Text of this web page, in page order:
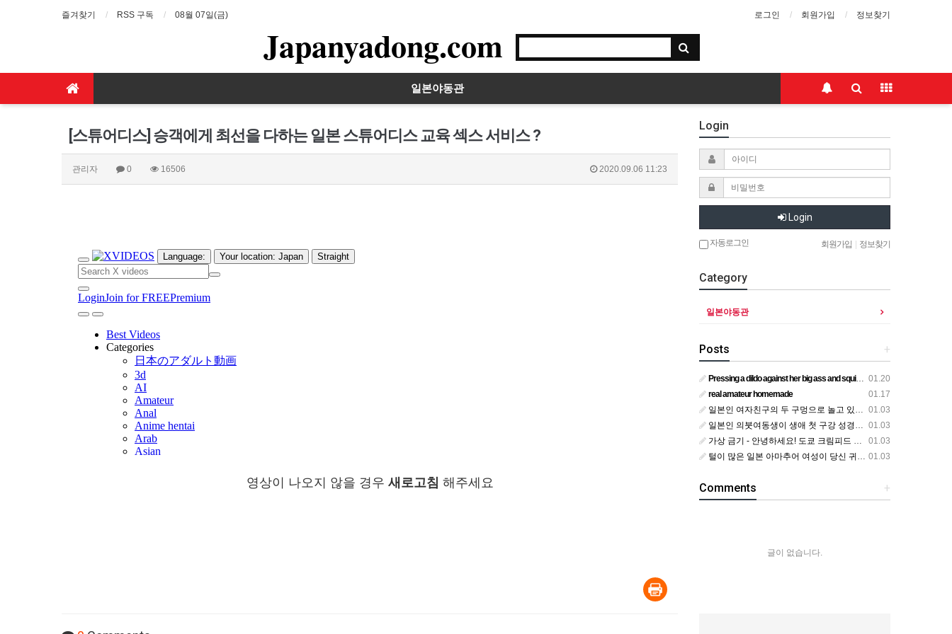
즐겨찾기 RSS 구독 08월 07일(금) 로그인 회원가입 정보찾기
Japanyadong.com
일본야동관
[스튜어디스] 승객에게 최선을 다하는 일본 스튜어디스 교육 섹스 서비스 ?
관리자 0 16506 2020.09.06 11:23
영상이 나오지 않을 경우 새로고침 해주세요
Login
Login
자동로그인 회원가입 정보찾기
Category
일본야동관
+
Posts
01.20
Pressing a dildo against her big ass and squirting from below
01.17
real amateur homemade
01.03
일본인 여자친구의 두 구멍으로 놀고 있어요
01.03
일본인 의붓여동생이 생애 첫 구강 성경험을 공개하다
01.03
가상 금기 - 안녕하세요! 도쿄 크림피드 시엘에서
01.03
털이 많은 일본 아마추어 여성이 당신 귀에 대고 신음하며 자위합니다. 그녀가 오르가즘에 도달하는 모습을 보세요?
+
Comments
글이 없습니다.